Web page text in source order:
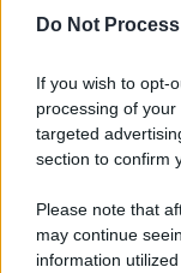
Do Not
If you wish to opt-
processing of
targeted
section to confirm
Please note that
may continue
information
NASpI
Sentenza
Diritti 21 Aprile